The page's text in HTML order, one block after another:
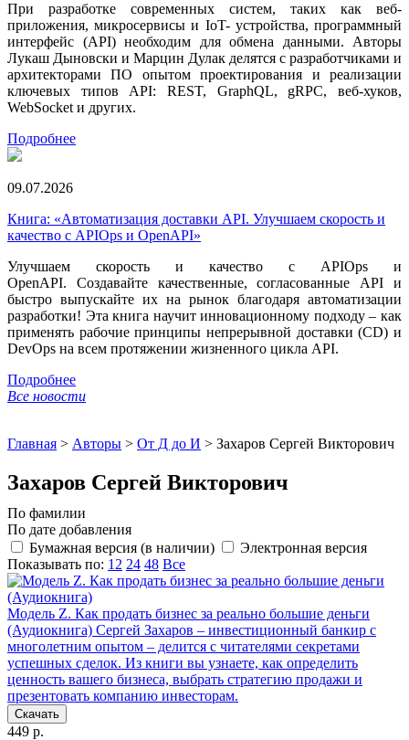
При разработке современных систем, таких как веб-
приложения, микросервисы и IoT- устройства, программный
интерфейс (API) необходим для обмена данными. Авторы
Лукаш Дыновски и Марцин Дулак делятся с разработчиками и
архитекторами ПО опытом проектирования и реализации
ключевых типов API: REST, GraphQL, gRPC, веб-хуков,
WebSocket и других.
Подробнее
09.07.2026
Книга: «Автоматизация доставки API. Улучшаем скорость и
качество с APIOps и OpenAPI»
Улучшаем скорость и качество с APIOps и
OpenAPI. Создавайте качественные, согласованные API и
быстро выпускайте их на рынок благодаря автоматизации
разработки! Эта книга научит инновационному подходу – как
применять рабочие принципы непрерывной доставки (CD) и
DevOps на всем протяжении жизненного цикла API.
Подробнее
Все новости
Главная > Авторы > От Д до И > Захаров Сергей Викторович
Захаров Сергей Викторович
По фамилии
По дате добавления
Бумажная версия (в наличии)
Электронная версия
Показывать по: 12 24 48 Все
Модель Z. Как продать бизнес за реально большие деньги
(Аудиокнига) Сергей Захаров – инвестиционный банкир с
многолетним опытом – делится с читателями секретами
успешных сделок. Из книги вы узнаете, как определить
ценность вашего бизнеса, выбрать стратегию продажи и
презентовать компанию инвесторам.
Скачать
449 р.